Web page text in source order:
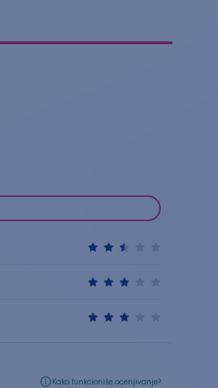
Kako funkcioniše ocenjivanje?